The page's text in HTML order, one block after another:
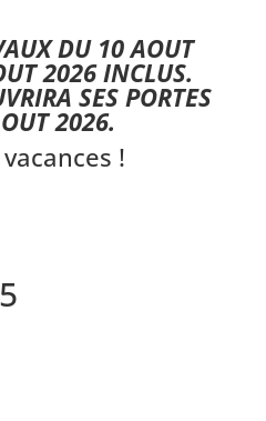
DU 10 AOUT
2026 INCLUS.
SES PORTES
2026.
!